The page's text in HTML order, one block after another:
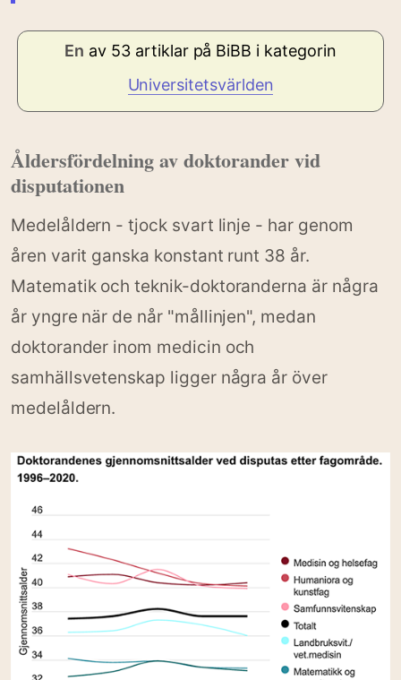
En av 53 artiklar på BiBB i kategorin
Universitetsvärlden
Åldersfördelning av doktorander vid
disputationen
Medelåldern - tjock svart linje - har genom
åren varit ganska konstant runt 38 år.
Matematik och teknik-doktoranderna är några
år yngre när de når "mållinjen", medan
doktorander inom medicin och
samhällsvetenskap ligger några år över
medelåldern.